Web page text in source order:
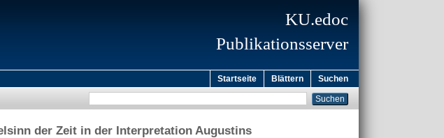
KU.edoc
Publikationsserver
Startseite Blättern Suchen
der Zeit in der Interpretation Augustins